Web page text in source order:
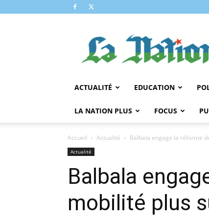
NATION
ACTUALITÉ EDUCATION
LA NATION PLUS FOCUS
Accueil Actualité Balbala engage la réforme
Actualité
Balbala
mobilité plus